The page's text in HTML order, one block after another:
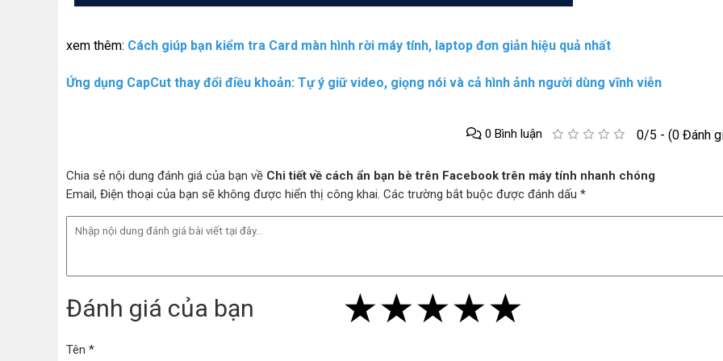
xem thêm: Cách giúp bạn kiểm tra Card màn hình rời máy tính, laptop đơn giản hiệu quả nhất
Ứng dụng CapCut thay đổi điều khoản: Tự ý giữ video, giọng nói và cả hình ảnh người dùng vĩnh viễn
0/5 - (0 Đánh
0 Bình luận
Chia sẻ nội dung đánh giá của bạn về Chi tiết về cách ẩn bạn bè trên Facebook trên máy tính nhanh chóng
Email, Điện thoại của bạn sẽ không được hiển thị công khai. Các trường bắt buộc được đánh dấu *
Đánh giá của bạn ★
★★
★★★
★★★★
★★★★★
Tên *